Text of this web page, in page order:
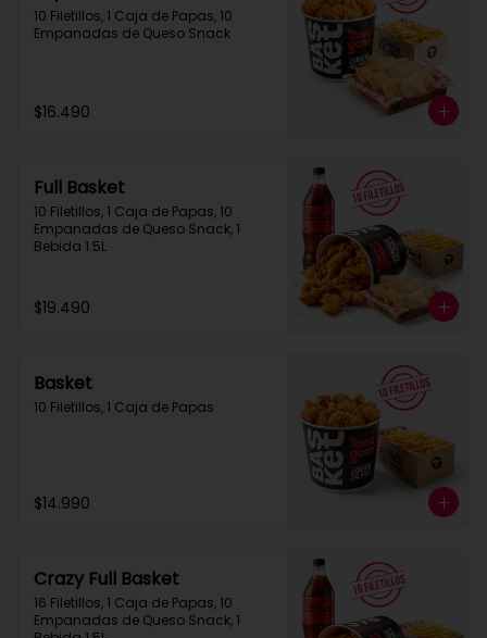
10 Filetillos, 1 Caja de Papas, 10
Empanadas de Queso Snack
$16.490
Full Basket
10 Filetillos, 1 Caja de Papas, 10
Empanadas de Queso Snack, 1
Bebida 1.5L
$19.490
Basket
10 Filetillos, 1 Caja de Papas
$14.990
Crazy Full Basket
16 Filetillos, 1 Caja de Papas, 10
Empanadas de Queso Snack, 1